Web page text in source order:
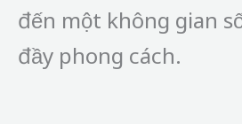
đến một không gian
đầy phong cách.